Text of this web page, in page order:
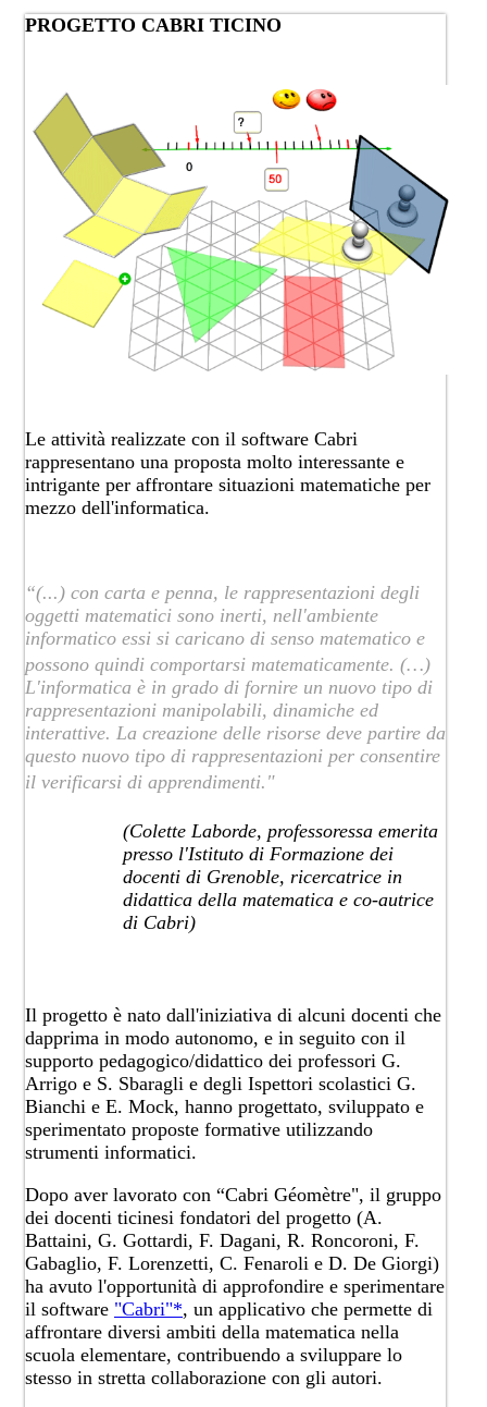
​​​​​​​​​​​​​​​​​​​​​PROGETTO CABRI​ TICINO
Le attività realizzate con il software Cabri
rappresentano una proposta molto interessante e
intrigante per affrontare situazioni matematiche per
mezzo dell'informatica.
“(...) con carta e penna, le rappresentazioni degli
oggetti matematici sono inerti, nell'ambiente
informatico essi si caricano di senso matematico e
possono quindi comportarsi matematicamente. (…)
L'informatica è in grado di fornire un nuovo tipo di
rappresentazioni manipolabili, dinamiche ed
interattive. La creazione delle risorse deve partire da
questo nuovo tipo di rappresentazioni per consentire
il verificarsi di apprendimenti."
(Colette Laborde, professoressa emerita
presso l'Istituto di Formazione dei
docenti di Grenoble, ricercatrice in
didattica della matematica e co-autrice
di Cabri)
Il progetto è nato dall'iniziativa di alcuni docenti che
dapprima in modo autonomo, e in seguito con il
supporto pedagogico/didattico dei professori G.
Arrigo e S. Sbaragli e degli Ispettori scolastici G.
Bianchi e E. Mock, hanno progettato, sviluppato e
sperimentato proposte formative utilizzando
strumenti informatici.
Dopo aver lavorato con “Cabri Géomètre", il gruppo
dei docenti ticinesi fondatori del progetto (A.
Battaini, G. Gottardi, F. Dagani, R. Roncoroni, F.
Gabaglio, F. Lorenzetti, C. Fenaroli e D. De Giorgi)
ha avuto l'opportunità di approfondire e sperimentare
il software "Cabri"*, un applicativo che permette di
affrontare diversi ambiti della matematica nella
scuola elementare, contribuendo a sviluppare lo
stesso in stretta collaborazione con gli autori.